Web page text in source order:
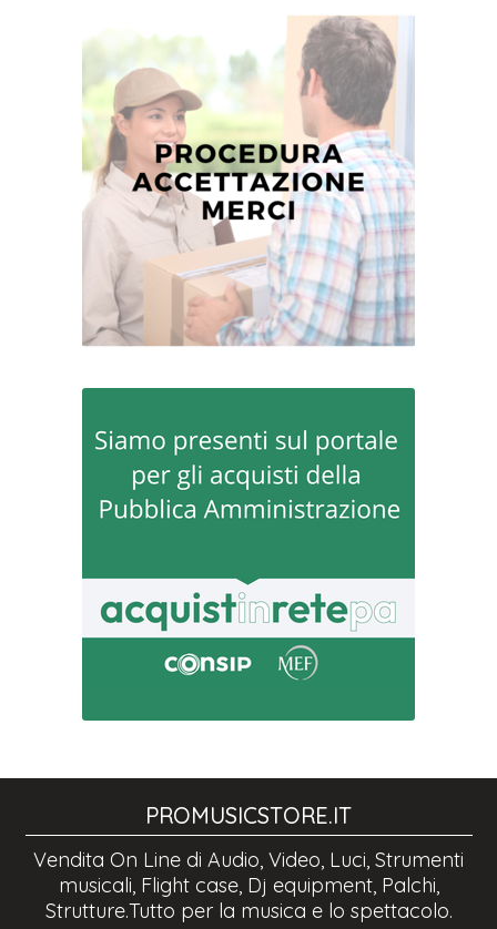
PROMUSICSTORE.IT
Vendita On Line di Audio, Video, Luci, Strumenti
musicali, Flight case, Dj equipment, Palchi,
Strutture.Tutto per la musica e lo spettacolo.